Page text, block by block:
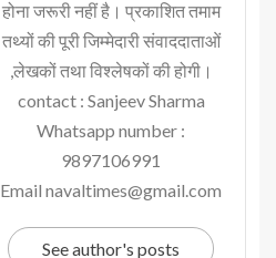
होना जरूरी नहीं है। प्रकाशित तमाम
तथ्यों की पूरी जिम्मेदारी संवाददाताओं
,लेखकों तथा विश्लेषकों की होगी।
contact : Sanjeev Sharma
Whatsapp number :
9897106991
Email navaltimes@gmail.com
See author's posts